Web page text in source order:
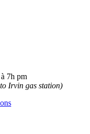
7h pm
Irvin gas station)